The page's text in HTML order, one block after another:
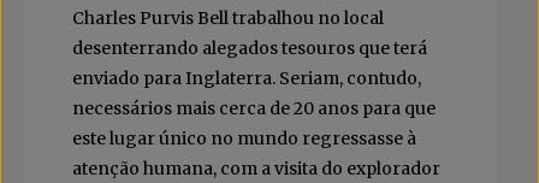
Charles Purvis Bell trabalhou no local
desenterrando alegados tesouros que terá
enviado para Inglaterra. Seriam, contudo,
necessários mais cerca de 20 anos para que
este lugar único no mundo regressasse à
atenção humana, com a visita do explorador